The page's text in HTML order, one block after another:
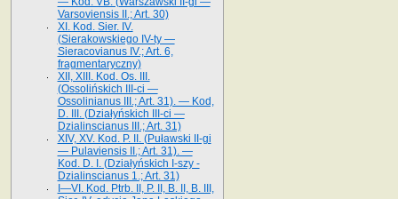
Varsoviensis II.; Art. 30)
XI. Kod. Sier. IV.
(Sierakowskiego IV-ty —
Sieracovianus IV.; Art. 6,
fragmentaryczny)
XII, XIII. Kod. Os. III.
(Ossolińskich III-ci —
Ossolinianus III.; Art. 31). — Kod,
D. III. (Działyńskich III-ci —
Dzialinscianus III.; Art. 31)
XIV, XV. Kod. P. II. (Puławski II-gi
— Pulaviensis II.; Art. 31). —
Kod. D. I. (Działyńskich I-szy -
Dzialinscianus 1.; Art. 31)
I—VI. Kod. Ptrb. II, P. II, B. II, B. III,